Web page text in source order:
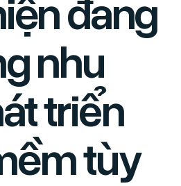
đang
nhu
triển
tùy